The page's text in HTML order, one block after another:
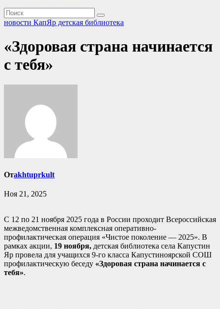
новости КапЯр детская библиотека
«Здоровая страна начинается
с тебя»
Отakhtuprkult
Ноя 21, 2025
С 12 по 21 ноября 2025 года в России проходит Всероссийская
межведомственная комплексная оперативно-
профилактическая операция «Чистое поколение — 2025». В
рамках акции, 19 ноября, детская библиотека села Капустин
Яр провела для учащихся 9-го класса Капустиноярской СОШ
профилактическую беседу «Здоровая страна начинается с
тебя».